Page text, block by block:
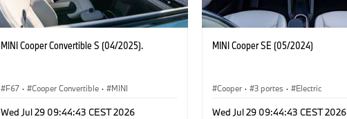
MINI Cooper Convertible S (04/2025).
F67 · Cooper Convertible · MINI
Wed Jul 29 09:44:43 CEST 2026
MINI Cooper SE (05/2024)
Cooper · 3 portes · Electric
Wed Jul 29 09:44:43 CEST 2026